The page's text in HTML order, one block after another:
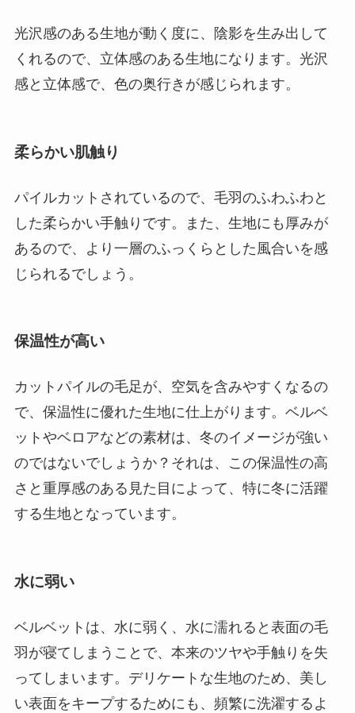
光沢感のある生地が動く度に、陰影を生み出して
くれるので、立体感のある生地になります。光沢
感と立体感で、色の奥行きが感じられます。
柔らかい肌触り
パイルカットされているので、毛羽のふわふわと
した柔らかい手触りです。また、生地にも厚みが
あるので、より一層のふっくらとした風合いを感
じられるでしょう。
保温性が高い
カットパイルの毛足が、空気を含みやすくなるの
で、保温性に優れた生地に仕上がります。ベルベ
ットやベロアなどの素材は、冬のイメージが強い
のではないでしょうか？それは、この保温性の高
さと重厚感のある見た目によって、特に冬に活躍
する生地となっています。
水に弱い
ベルベットは、水に弱く、水に濡れると表面の毛
羽が寝てしまうことで、本来のツヤや手触りを失
ってしまいます。デリケートな生地のため、美し
い表面をキープするためにも、頻繁に洗濯するよ